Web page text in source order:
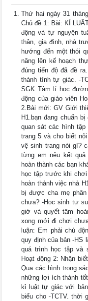
Thứ hai ngày 31
Chủ đề 1: Bài: KỈ
động và tự nguyện
thân, gia đình, nhà
hướng đến một thói
năng lên kế hoạch
đúng tiến độ đã đề
thành tính tự giác. -
SGK Tâm lí học
động của giáo viên
2.Bài mới: GV Giới
H1.bạn đang chuẩn
quan sát các hình
trang 5 và cho biết
vệ sinh trang nói gì?
từng em nêu kết
hoàn thành các bạn
học tập trước khi
hoàn thành việc nhà
bị được cha mẹ
chưa? -Học sinh tự
giờ và quyết tâm
xong mới đi chơi
luận: Em phải chủ
quy định của bản -HS
quá trình học tập và
Hoạt động 2: Nhận
Qua các hình trong
những lợi ích thành
kỉ luật tự giác với
biểu cho -TCTV. thời